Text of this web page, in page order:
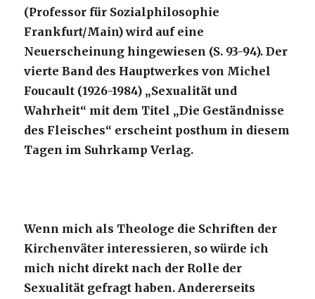
(Professor für Sozialphilosophie
Frankfurt/Main) wird auf eine
Neuerscheinung hingewiesen (S. 93-94). Der
vierte Band des Hauptwerkes von Michel
Foucault (1926-1984) „Sexualität und
Wahrheit“ mit dem Titel „Die Geständnisse
des Fleisches“ erscheint posthum in diesem
Tagen im Suhrkamp Verlag.
Wenn mich als Theologe die Schriften der
Kirchenväter interessieren, so würde ich
mich nicht direkt nach der Rolle der
Sexualität gefragt haben. Andererseits